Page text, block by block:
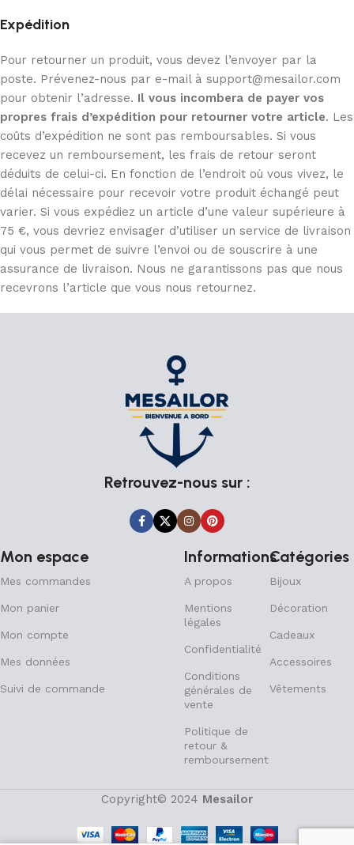
Expédition
Pour retourner un produit, vous devez l’envoyer par la
poste. Prévenez-nous par e-mail à support@mesailor.com
pour obtenir l’adresse. Il vous incombera de payer vos
propres frais d’expédition pour retourner votre article. Les
coûts d’expédition ne sont pas remboursables. Si vous
recevez un remboursement, les frais de retour seront
déduits de celui-ci. En fonction de l’endroit où vous vivez, le
délai nécessaire pour recevoir votre produit échangé peut
varier. Si vous expédiez un article d’une valeur supérieure à
75 €, vous devriez envisager d’utiliser un service de livraison
qui vous permet de suivre l’envoi ou de souscrire à une
assurance de livraison. Nous ne garantissons pas que nous
recevrons l’article que vous nous retournez.
Retrouvez-nous sur :
Mon espace
Mes commandes
Mon panier
Mon compte
Mes données
Suivi de commande
Informations
A propos
Mentions
légales
Confidentialité
Conditions
générales de
vente
Politique de
retour &
remboursement
Catégories
Bijoux
Décoration
Cadeaux
Accessoires
Vêtements
Copyright© 2024 Mesailor